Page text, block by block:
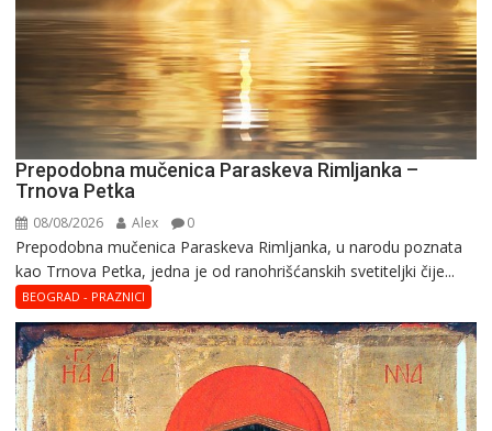
Prepodobna mučenica Paraskeva Rimljanka –
Trnova Petka
08/08/2026 Alex 0
Prepodobna mučenica Paraskeva Rimljanka, u narodu poznata
kao Trnova Petka, jedna je od ranohrišćanskih svetiteljki čije...
BEOGRAD - PRAZNICI